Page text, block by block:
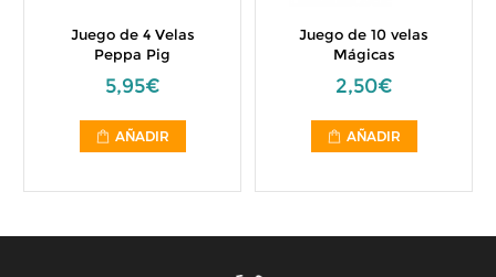
Juego de 4 Velas
Peppa Pig
5,95€
AÑADIR
Juego de 10 velas
Mágicas
2,50€
AÑADIR